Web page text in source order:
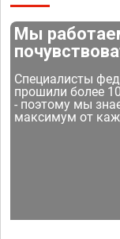
Мы
Специалисты
прошили более
- поэтому мы
максимум от